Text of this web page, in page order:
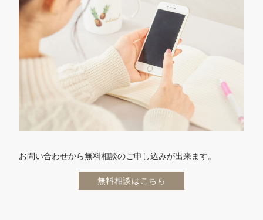
お問い合わせから無料相談のご申し込みが出来ます。
無料相談はこちら